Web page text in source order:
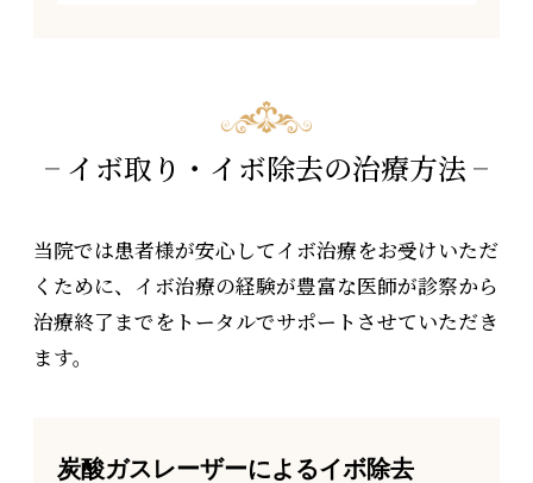
イボ取り・イボ除去の治療方法
当院では患者様が安心してイボ治療をお受けいただ
くために、 イボ治療の経験が豊富な医師が診察から
治療終了までをトータルでサポートさせていただき
ます。
炭酸ガスレーザーによるイボ除去